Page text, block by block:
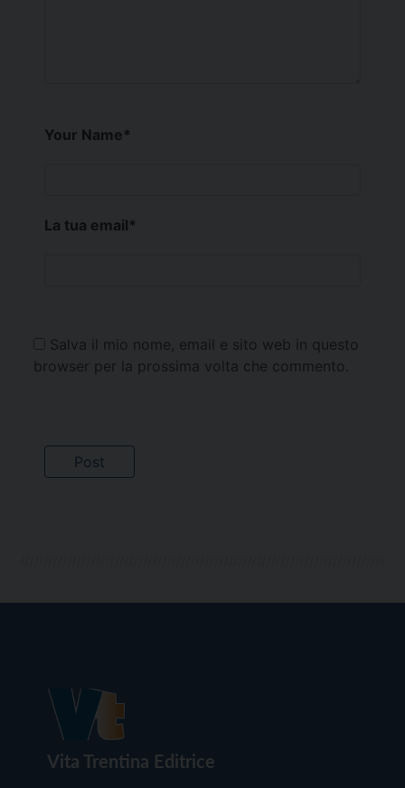
Your Name*
La tua email*
Salva il mio nome, email e sito web in questo
browser per la prossima volta che commento.
Vita Trentina Editrice